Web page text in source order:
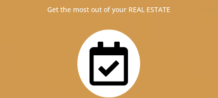
Get the most out of your REAL ESTATE
